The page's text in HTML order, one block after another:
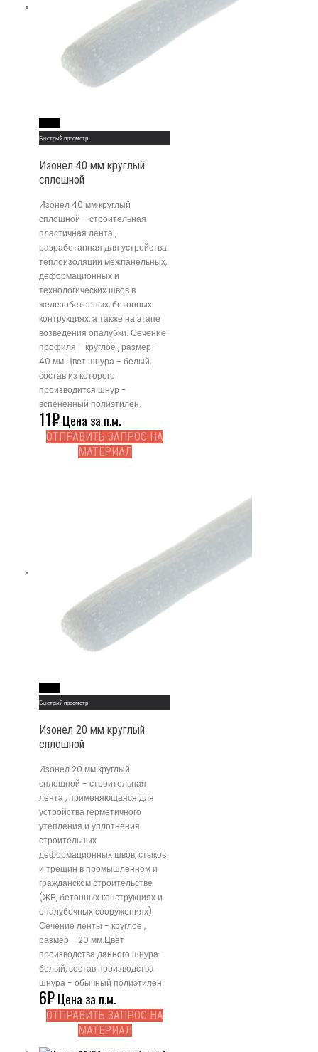
Быстрый просмотр
Изонел 40 мм круглый
сплошной
Изонел 40 мм круглый
сплошной - строительная
пластичная лента ,
разработанная для устройства
теплоизоляции межпанельных,
деформационных и
технологических швов в
железобетонных, бетонных
контрукциях, а также на этапе
возведения опалубки. Сечение
профиля - круглое , размер -
40 мм.Цвет шнура - белый,
состав из которого
производится шнур -
вспененный полиэтилен.
11₽Цена за п.м.
ОТПРАВИТЬ ЗАПРОС НА
МАТЕРИАЛ
Быстрый просмотр
Изонел 20 мм круглый
сплошной
Изонел 20 мм круглый
сплошной - строительная
лента , применяющаяся для
устройства герметичного
утепления и уплотнения
строительных
деформационных швов, стыков
и трещин в промышленном и
гражданском строительстве
(ЖБ, бетонных конструкциях и
опалубочных сооружениях).
Сечение ленты - круглое ,
размер - 20 мм.Цвет
производства данного шнура -
белый, состав производства
шнура - обычный полиэтилен.
6₽Цена за п.м.
ОТПРАВИТЬ ЗАПРОС НА
МАТЕРИАЛ